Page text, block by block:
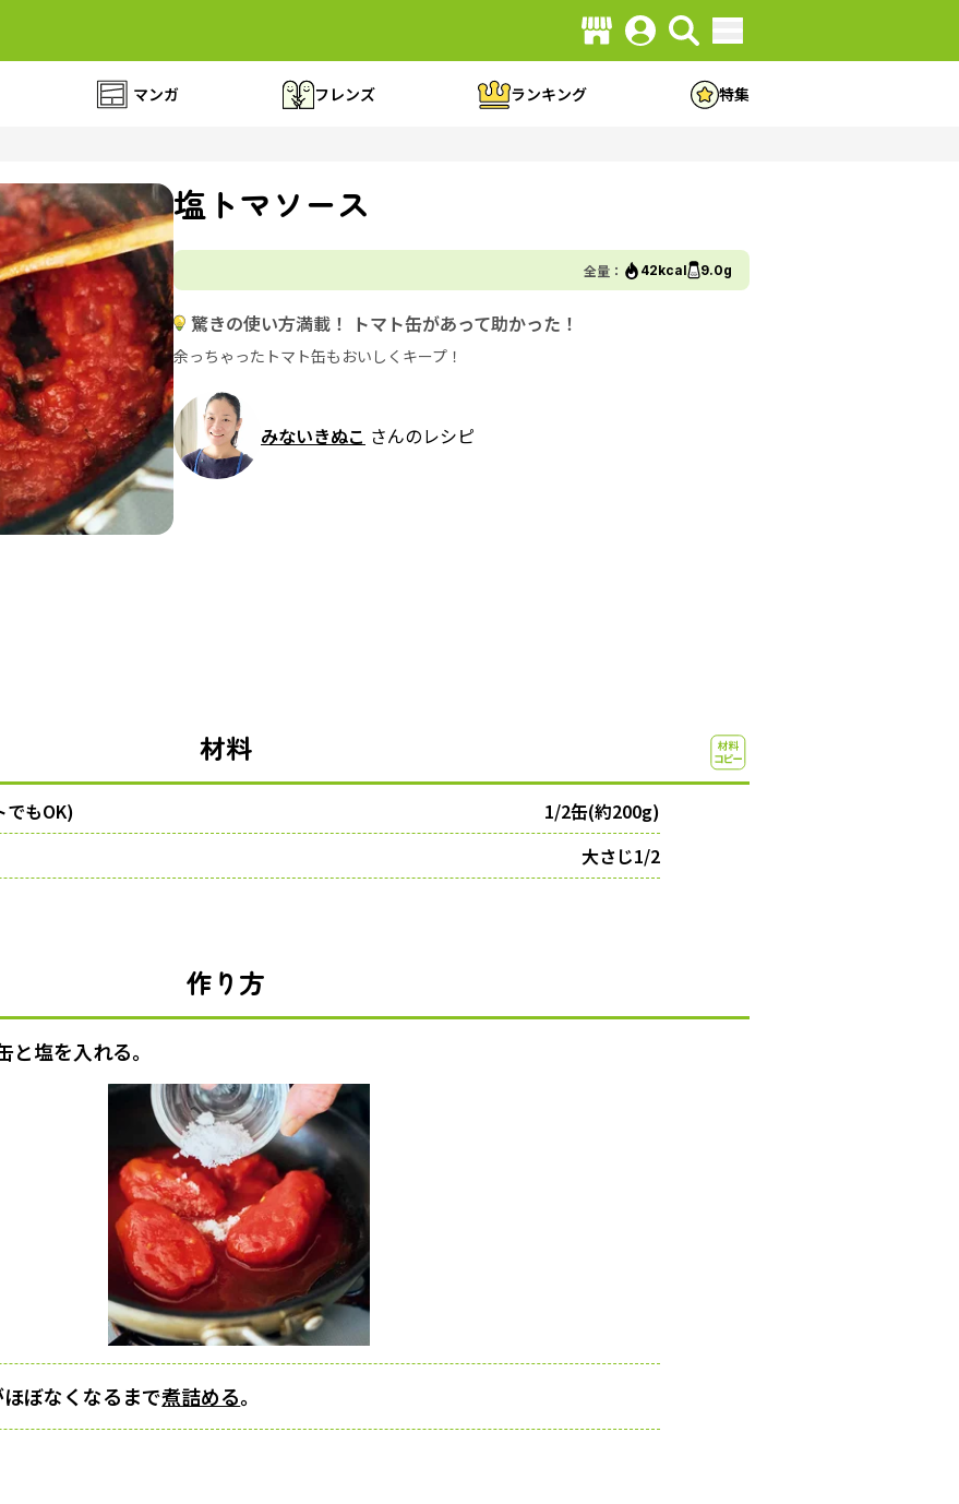
マンガ フレンズ ランキング 特集
塩トマソース
全量： 42kcal 9.0g
驚きの使い方満載！ トマト缶があって助かった！
余っちゃったトマト缶もおいしくキープ！
みないきぬこ さんのレシピ
材料
でもOK)
1/2缶(約200g)
大さじ1/2
作り方
塩を入れる。
ぼなくなるまで煮詰める。